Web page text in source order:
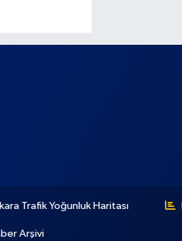
Trafik Yoğunluk Haritası
Arşivi